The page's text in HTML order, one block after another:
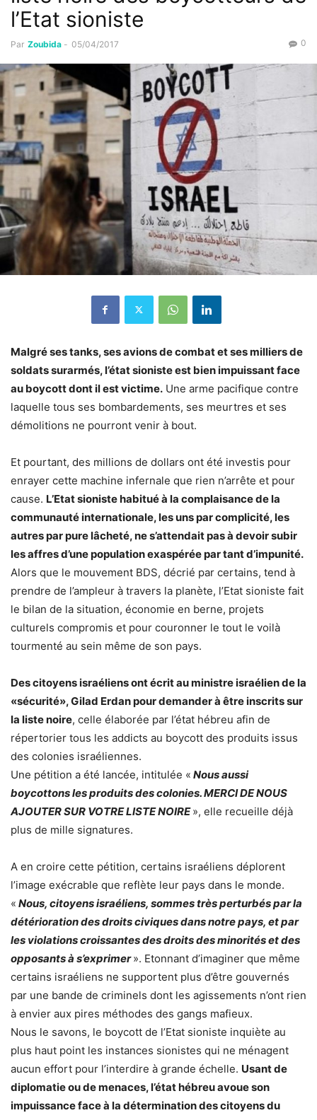
l’Etat sioniste
Par Zoubida - 05/04/2017 0
Malgré ses tanks, ses avions de combat et ses milliers de
soldats surarmés, l’état sioniste est bien impuissant face
au boycott dont il est victime. Une arme pacifique contre
laquelle tous ses bombardements, ses meurtres et ses
démolitions ne pourront venir à bout.
Et pourtant, des millions de dollars ont été investis pour
enrayer cette machine infernale que rien n’arrête et pour
cause. L’Etat sioniste habitué à la complaisance de la
communauté internationale, les uns par complicité, les
autres par pure lâcheté, ne s’attendait pas à devoir subir
les affres d’une population exaspérée par tant d’impunité.
Alors que le mouvement BDS, décrié par certains, tend à
prendre de l’ampleur à travers la planète, l’Etat sioniste fait
le bilan de la situation, économie en berne, projets
culturels compromis et pour couronner le tout le voilà
tourmenté au sein même de son pays.
Des citoyens israéliens ont écrit au ministre israélien de la
«sécurité», Gilad Erdan pour demander à être inscrits sur
la liste noire, celle élaborée par l’état hébreu afin de
répertorier tous les addicts au boycott des produits issus
des colonies israéliennes.
Une pétition a été lancée, intitulée « Nous aussi
boycottons les produits des colonies. MERCI DE NOUS
AJOUTER SUR VOTRE LISTE NOIRE », elle recueille déjà
plus de mille signatures.
A en croire cette pétition, certains israéliens déplorent
l’image exécrable que reflète leur pays dans le monde.
« Nous, citoyens israéliens, sommes très perturbés par la
détérioration des droits civiques dans notre pays, et par
les violations croissantes des droits des minorités et des
opposants à s’exprimer ». Etonnant d’imaginer que même
certains israéliens ne supportent plus d’être gouvernés
par une bande de criminels dont les agissements n’ont rien
à envier aux pires méthodes des gangs mafieux.
Nous le savons, le boycott de l’Etat sioniste inquiète au
plus haut point les instances sionistes qui ne ménagent
aucun effort pour l’interdire à grande échelle. Usant de
diplomatie ou de menaces, l’état hébreu avoue son
impuissance face à la détermination des citoyens du